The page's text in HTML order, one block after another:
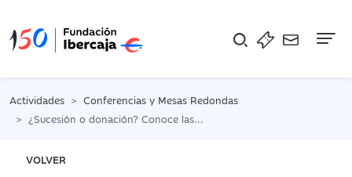
Actividades
Conferencias y Mesas Redondas
¿Sucesión o donación? Conoce las claves fiscales de Aragón para proteger tu patrimonio familiar
VOLVER